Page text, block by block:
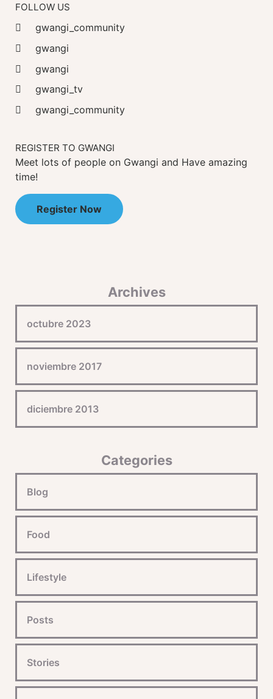
FOLLOW US
gwangi_community
gwangi
gwangi
gwangi_tv
gwangi_community
REGISTER TO GWANGI
Meet lots of people on Gwangi and Have amazing
time!
Register Now
Archives
octubre 2023
noviembre 2017
diciembre 2013
Categories
Blog
Food
Lifestyle
Posts
Stories